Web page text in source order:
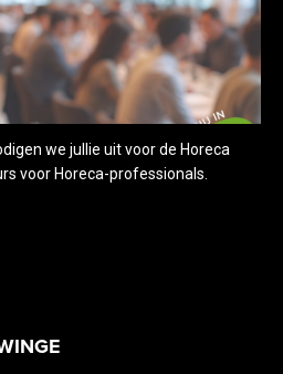
we jullie uit voor de Horeca
voor Horeca-professionals.